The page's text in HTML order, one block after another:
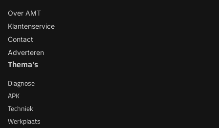
Over AMT
Klantenservice
Contact
Adverteren
Thema's
Diagnose
APK
Techniek
Werkplaats